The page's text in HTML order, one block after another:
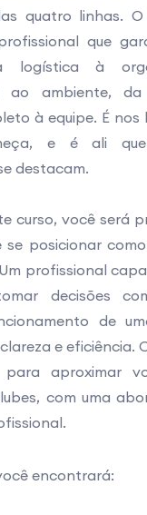
quatro linhas. O
que
logística à
ao ambiente,
à equipe. É nos
e é ali que
destacam.
curso, você será
se posicionar
profissional
decisões
de
e eficiência.
aproximar
com uma
encontrará: